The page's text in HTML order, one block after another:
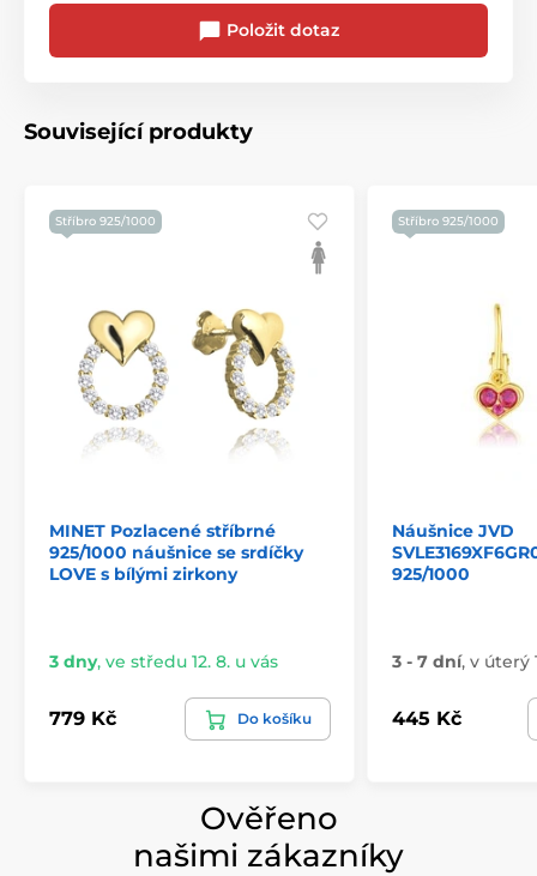
Položit dotaz
Související produkty
Stříbro 925/1000
MINET Pozlacené stříbrné
925/1000 náušnice se srdíčky
LOVE s bílými zirkony
3 dny, ve středu 12. 8. u vás
779 Kč Do košíku
Stříbro 925/1000
Náušnice JVD
925/1000
3 - 7 dní, v úterý
445 Kč
Ověřeno
našimi zákazníky